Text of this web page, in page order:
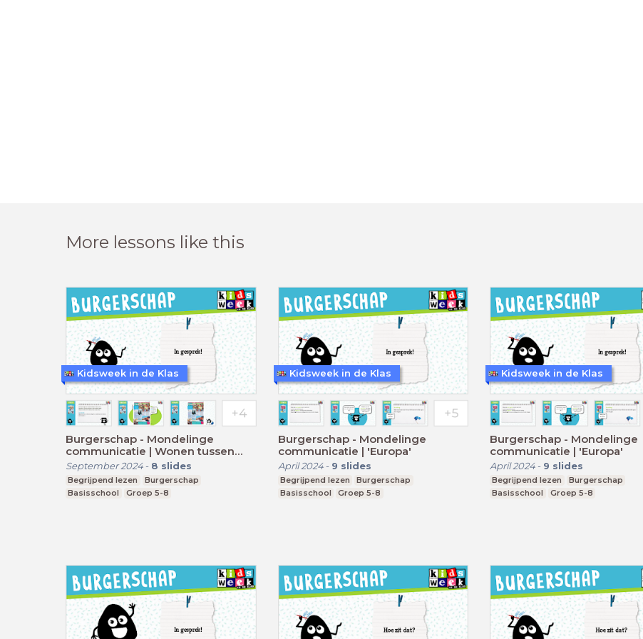
More lessons like this
Burgerschap - Mondelinge
communicatie | Wonen tussen
toeristen op Ibiza
September 2024- 8 slides
Begrijpend lezen
Burgerschap
Basisschool
Groep 5-8
Kidsweek in de Klas
Burgerschap - Mondelinge
communicatie | 'Europa'
April 2024- 9 slides
Begrijpend lezen
Burgerschap
Basisschool
Groep 5-8
Kidsweek in de Klas
Burgerschap - Mondelinge
communicatie | 'Europa'
April 2024- 9 slides
Begrijpend lezen
Burgerschap
Basisschool
Groep 5-8
Kidsweek in de Klas